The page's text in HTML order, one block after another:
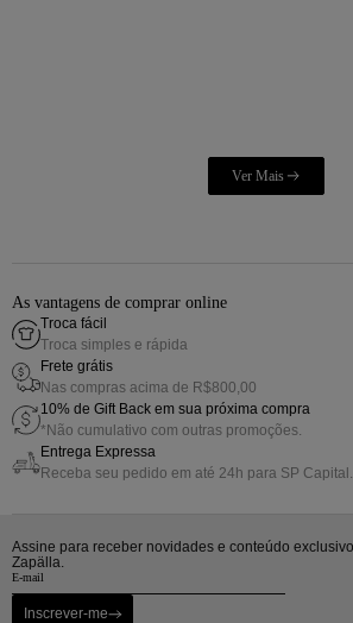
As vantagens de comprar online
Troca fácil
Troca simples e rápida
Frete grátis
Nas compras acima de R$800,00
10% de Gift Back em sua próxima compra
*Não cumulativo com outras promoções.
Entrega Expressa
Receba seu pedido em até 24h para SP Capital.
Assine para receber novidades e conteúdo exclusivo
Zapälla.
Inscrever-me